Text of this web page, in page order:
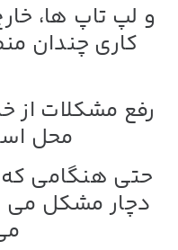
و لپ تاپ ها،
کاری چندان
رفع مشکلات از
محل
حتی هنگامی
دچار مشکل می